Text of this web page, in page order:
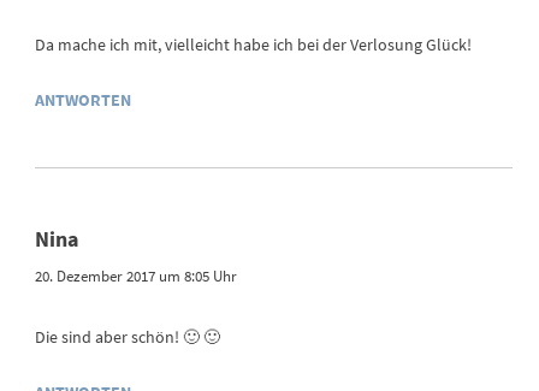
Da mache ich mit, vielleicht habe ich bei der Verlosung Glück!
ANTWORTEN
Nina
20. Dezember 2017 um 8:05 Uhr
Die sind aber schön! 🙂 🙂